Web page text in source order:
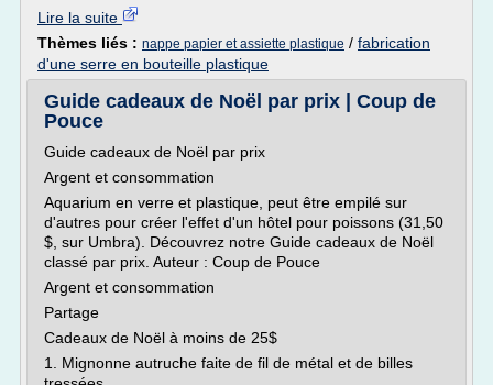
Lire la suite
Thèmes liés : nappe papier et assiette plastique / fabrication
d'une serre en bouteille plastique
Guide cadeaux de Noël par prix | Coup de
Pouce
Guide cadeaux de Noël par prix
Argent et consommation
Aquarium en verre et plastique, peut être empilé sur
d'autres pour créer l'effet d'un hôtel pour poissons (31,50
$, sur Umbra). Découvrez notre Guide cadeaux de Noël
classé par prix. Auteur : Coup de Pouce
Argent et consommation
Partage
Cadeaux de Noël à moins de 25$
1. Mignonne autruche faite de fil de métal et de billes